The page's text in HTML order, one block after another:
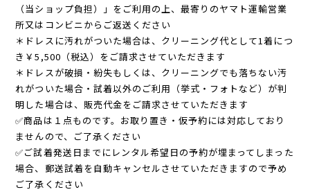
（当ショップ負担）」をご利用の上、最寄りのヤマト運輸営業
所又はコンビニからご返送ください
＊ドレスに汚れがついた場合は、クリーニング代として1着につ
き￥5,500（税込）をご請求させていただきます
＊ドレスが破損・紛失もしくは、クリーニングでも落ちない汚
れがついた場合・試着以外のご利用（挙式・フォトなど）が判
明した場合は、販売代金をご請求させていただきます
✅商品は１点ものです。お取り置き・仮予約には対応しており
ませんので、ご了承ください
✅ご試着発送日までにレンタル希望日の予約が埋まってしまった
場合、郵送試着を自動キャンセルさせていただきますので予め
ご了承ください